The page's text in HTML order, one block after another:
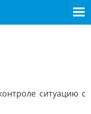
ситуацию с